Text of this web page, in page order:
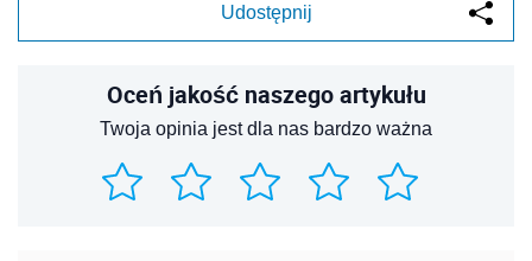
Udostępnij
Oceń jakość naszego artykułu
Twoja opinia jest dla nas bardzo ważna